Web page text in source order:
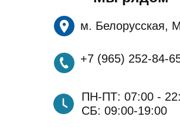
ООО «ЗДРАВИЛЛЬ». Все права защищены.
Информация, размеренная на сайте, не является публичной
офертой. Актуальную информацию о ценах, акциях и
предложениях уточняйте у администраторов клиники.
ПРОКОНСУЛЬТИРОВАТЬСЯ CО СПЕЦИАЛИСТОМ